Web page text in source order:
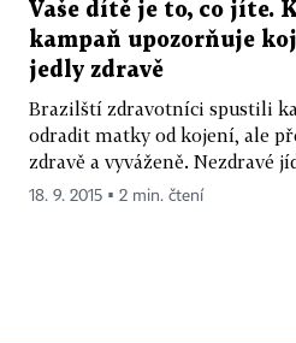
Vaše dítě je to, co jíte.
kampaň upozorňuje
jedly zdravě
Brazilští zdravotníci spustili
odradit matky od kojení, ale
zdravě a vyváženě. Nezdravé
18. 9. 2015 ▪ 2 min. čtení